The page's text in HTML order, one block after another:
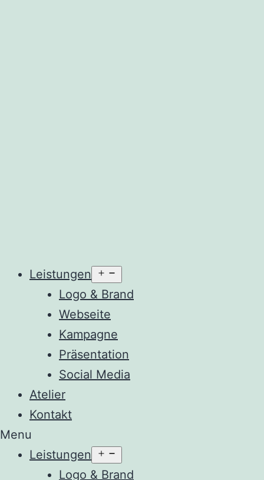
Leistungen
öffnen
Logo & Brand
Webseite
Kampagne
Präsentation
Social Media
Atelier
Kontakt
Menu
Leistungen
öffnen
Logo & Brand